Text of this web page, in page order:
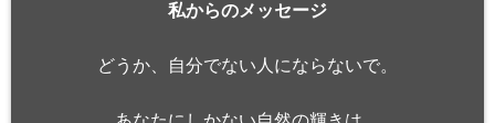
私からのメッセージ
どうか、自分でない人にならないで。